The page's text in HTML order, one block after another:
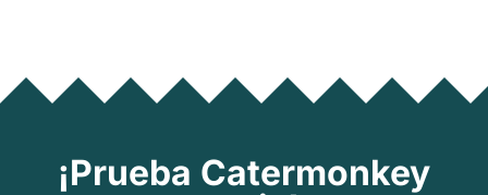
¡Prueba Catermonkey